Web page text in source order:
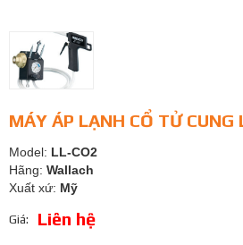
MÁY ÁP LẠNH CỔ TỬ CUNG
Model: LL-CO2
Hãng: Wallach
Xuất xứ: Mỹ
Giá: Liên hệ